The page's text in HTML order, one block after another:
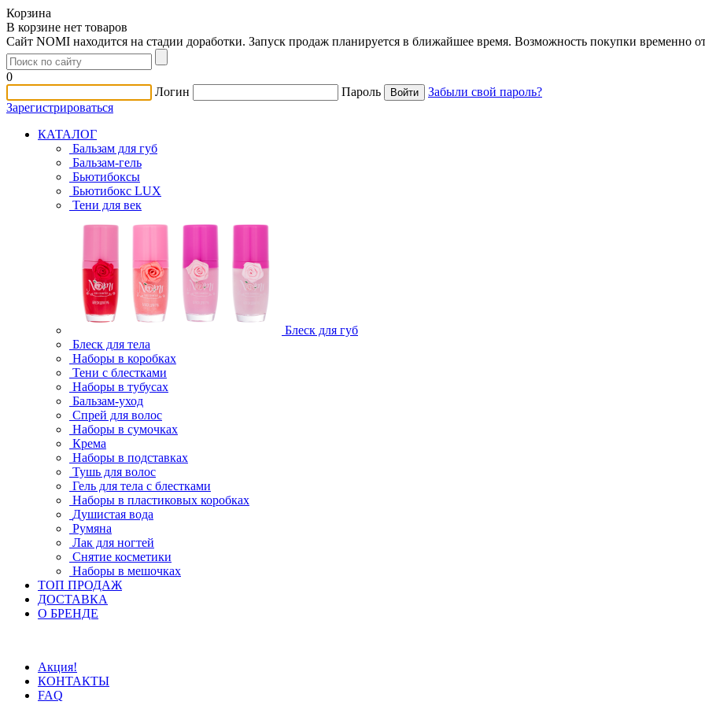
Корзина
В корзине нет товаров
Сайт NOMI находится на стадии доработки. Запуск продаж планируется в ближайшее время. Возможность покупки временно
0
Логин
Пароль
Забыли свой пароль?
Зарегистрироваться
КАТАЛОГ
Бальзам для губ
Бальзам-гель
Бьютибоксы
Бьютибокс LUX
Тени для век
Блеск для губ
Блеск для тела
Наборы в коробках
Тени с блестками
Наборы в тубусах
Бальзам-уход
Спрей для волос
Наборы в сумочках
Крема
Наборы в подставках
Тушь для волос
Гель для тела с блестками
Наборы в пластиковых коробках
Душистая вода
Румяна
Лак для ногтей
Снятие косметики
Наборы в мешочках
ТОП ПРОДАЖ
ДОСТАВКА
О БРЕНДЕ
Акция!
КОНТАКТЫ
FAQ